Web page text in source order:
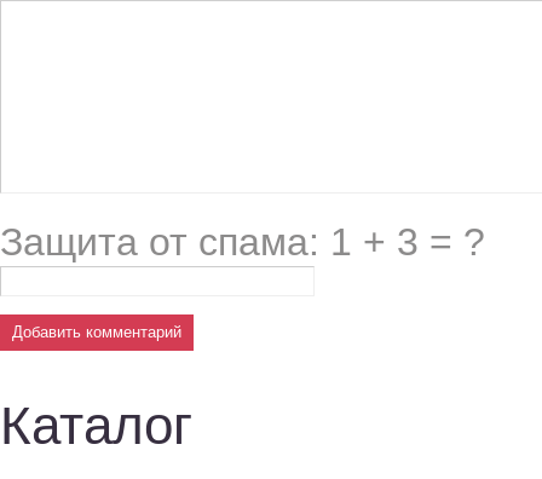
Защита от спама: 1 + 3 = ?
Каталог